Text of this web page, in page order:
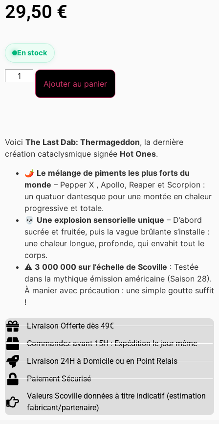
29,50 €
En stock
Ajouter au panier
Voici The Last Dab: Thermageddon, la dernière
création cataclysmique signée Hot Ones.
🌶️ Le mélange de piments les plus forts du
monde – Pepper X , Apollo, Reaper et Scorpion :
un quatuor dantesque pour une montée en chaleur
progressive et totale.
💀 Une explosion sensorielle unique – D’abord
sucrée et fruitée, puis la vague brûlante s’installe :
une chaleur longue, profonde, qui envahit tout le
corps.
⚠️ 3 000 000 sur l’échelle de Scoville : Testée
dans la mythique émission américaine (Saison 28).
À manier avec précaution : une simple goutte suffit
!
Livraison Offerte dès 49€
Commandez avant 15H : Expédition le jour même
Livraison 24H à Domicile ou en Point Relais
Paiement Sécurisé
Valeurs Scoville données à titre indicatif (estimation
fabricant/partenaire)